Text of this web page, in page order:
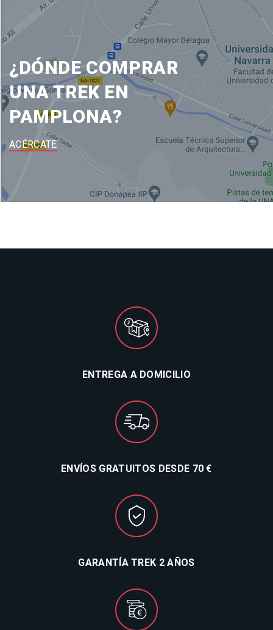
¿DÓNDE COMPRAR
UNA TREK EN
PAMPLONA?
ACÉRCATE
ENTREGA A DOMICILIO
ENVÍOS GRATUITOS DESDE 70 €
GARANTÍA TREK 2 AÑOS